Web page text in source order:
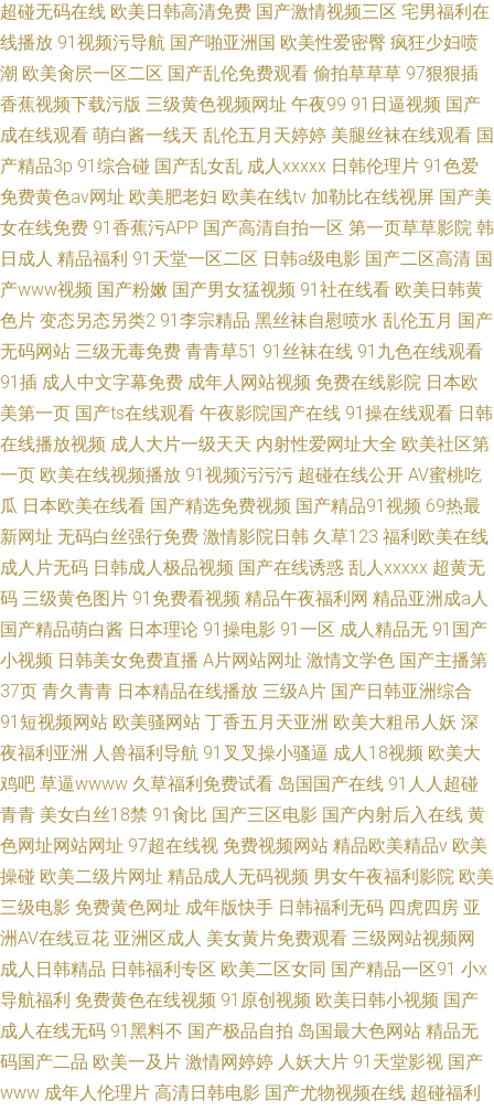
超碰无码在线 欧美日韩高清免费 国产激情视频三区 宅男福利在
线播放 91视频污导航 国产啪亚洲国 欧美性爱密臀 疯狂少妇喷
潮 欧美肏屄一区二区 国产乱伦免费观看 偷拍草草草 97狠狠插
香蕉视频下载污版 三级黄色视频网址 午夜99 91日逼视频 国产
成在线观看 萌白酱一线天 乱伦五月天婷婷 美腿丝袜在线观看 国
产精品3p 91综合碰 国产乱女乱 成人xxxxx 日韩伦理片 91色爱
免费黄色av网址 欧美肥老妇 欧美在线tv 加勒比在线视屏 国产美
女在线免费 91香蕉污APP 国产高清自拍一区 第一页草草影院 韩
日成人 精品福利 91天堂一区二区 日韩a级电影 国产二区高清 国
产www视频 国产粉嫩 国产男女猛视频 91社在线看 欧美日韩黄
色片 变态另态另类2 91李宗精品 黑丝袜自慰喷水 乱伦五月 国产
无码网站 三级无毒免费 青青草51 91丝袜在线 91九色在线观看
91插 成人中文字幕免费 成年人网站视频 免费在线影院 日本欧
美第一页 国产ts在线观看 午夜影院国产在线 91操在线观看 日韩
在线播放视频 成人大片一级天天 内射性爱网址大全 欧美社区第
一页 欧美在线视频播放 91视频污污污 超碰在线公开 AV蜜桃吃
瓜 日本欧美在线看 国产精选免费视频 国产精品91视频 69热最
新网址 无码白丝强行免费 激情影院日韩 久草123 福利欧美在线
成人片无码 日韩成人极品视频 国产在线诱惑 乱人xxxxx 超黄无
码 三级黄色图片 91免费看视频 精品午夜福利网 精品亚洲成a人
国产精品萌白酱 日本理论 91操电影 91一区 成人精品无 91国产
小视频 日韩美女免费直播 A片网站网址 激情文学色 国产主播第
37页 青久青青 日本精品在线播放 三级A片 国产日韩亚洲综合
91短视频网站 欧美骚网站 丁香五月天亚洲 欧美大粗吊人妖 深
夜福利亚洲 人兽福利导航 91叉叉操小骚逼 成人18视频 欧美大
鸡吧 草逼wwww 久草福利免费试看 岛国国产在线 91人人超碰
青青 美女白丝18禁 91肏比 国产三区电影 国产内射后入在线 黄
色网址网站网址 97超在线视 免费视频网站 精品欧美精品v 欧美
操碰 欧美二级片网址 精品成人无码视频 男女午夜福利影院 欧美
三级电影 免费黄色网址 成年版快手 日韩福利无码 四虎四房 亚
洲AV在线豆花 亚洲区成人 美女黄片免费观看 三级网站视频网
成人日韩精品 日韩福利专区 欧美二区女同 国产精品一区91 小x
导航福利 免费黄色在线视频 91原创视频 欧美日韩小视频 国产
成人在线无码 91黑料不 国产极品自拍 岛国最大色网站 精品无
码国产二品 欧美一及片 激情网婷婷 人妖大片 91天堂影视 国产
www 成年人伦理片 高清日韩电影 国产尤物视频在线 超碰福利